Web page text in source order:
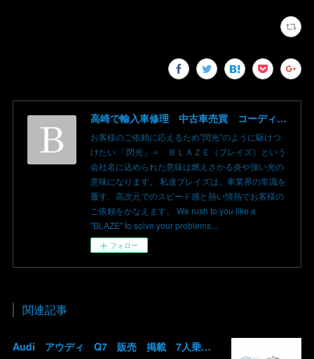
高崎で輸入車修理 中古車売買 コーディングならBLAZE（ブレイズ）へ│BLAZE Total Car Support & Modify in Takasaki Gunma
お客様のご依頼に応えるため”閃光”のように駆けつ
けたい 「閃光」＝ ＢＬＡＺＥ（ブレイズ）という
会社名に込められた意味は燃えさかる炎や強い光の
意味になります。 私達ブレイズは、車業界の常識を
覆す、高次元でのスピード感と熱い情熱でお客様の
ご依頼をかなえます。 We rush to you like a
"BLAZE" to solve your problems...
フォロー
関連記事
Audi アウディ Q7 販売 掲載 7人乗り リアモニター サンルーフ 車検整備2年付き 群馬 高崎